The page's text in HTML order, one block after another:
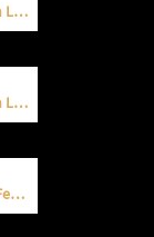
Domina Lady Louisa von Luxe – APRIL 2025
Domina Lady Louisa von Luxe – APRIL 2025
DOMINA KIM THRONE – Fetisch und BDSM in AAchen